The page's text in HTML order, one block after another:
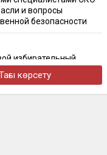
и вопросы
безопасности
избирательный
выборами: появился
көрсету